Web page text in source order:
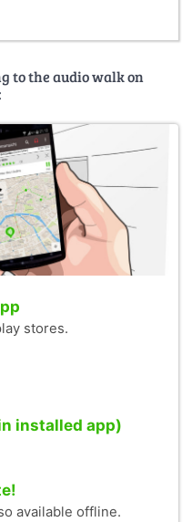
to the audio walk on
stores.
installed app)
available offline.